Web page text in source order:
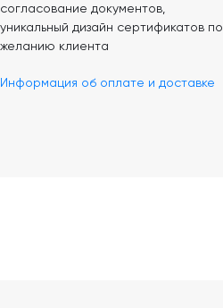
согласование документов,
уникальный дизайн сертификатов по
желанию клиента
Информация об оплате и доставке